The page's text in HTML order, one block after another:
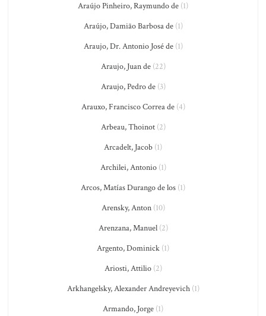
Araújo Pinheiro, Raymundo de (1)
Araújo, Damião Barbosa de(1)
Araujo, Dr. Antonio José de(1)
Araujo, Juan de(22)
Araujo, Pedro de(3)
Arauxo, Francisco Correa de(4)
Arbeau, Thoinot(2)
Arcadelt, Jacob (1)
Archilei, Antonio(1)
Arcos, Matías Durango de los (1)
Arensky, Anton(10)
Arenzana, Manuel(2)
Argento, Dominick (1)
Ariosti, Attilio(2)
Arkhangelsky, Alexander Andreyevich(1)
Armando, Jorge (1)